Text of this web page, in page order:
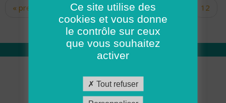
Pages
« premier ‹ précédent … 10
12
14 15 16 17
Qui sommes nous
Académie ADMR
Ce site utilise des
cookies et vous donne
le contrôle sur ceux
que vous souhaitez
activer
Tout refuser